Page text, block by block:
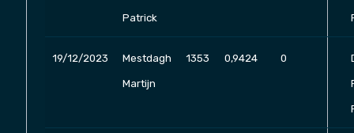
Patrick
19/12/2023 Mestdagh
Martijn
1353 0,9424 0